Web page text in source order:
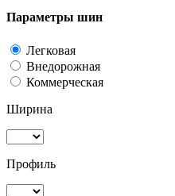
Параметры шин
Легковая
Внедорожная
Коммерческая
Ширина
Профиль